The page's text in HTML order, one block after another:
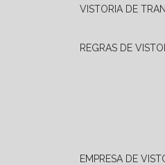
VISTORIA DE
REGRAS DE
EMPRESA DE